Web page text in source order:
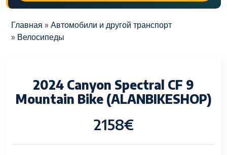
Строка навигации
Главная
Автомобили и другой транспорт
Велосипеды
2024 Canyon Spectral CF 9
Mountain Bike (ALANBIKESHOP)
2158€